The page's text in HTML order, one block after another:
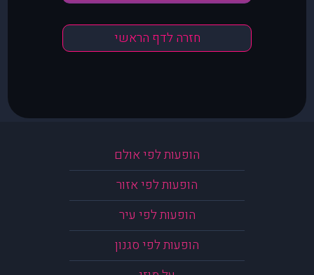
חזרה לדף הראשי
הופעות לפי אולם
הופעות לפי אזור
הופעות לפי עיר
הופעות לפי סגנון